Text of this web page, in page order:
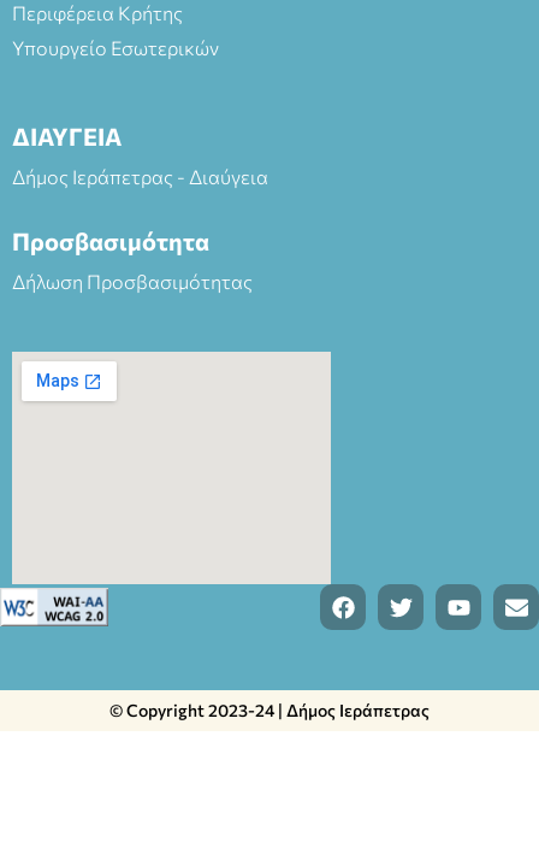
Περιφέρεια Κρήτης
Υπουργείο Εσωτερικών
ΔΙΑΥΓΕΙΑ
Δήμος Ιεράπετρας - Διαύγεια
Προσβασιμότητα
Δήλωση Προσβασιμότητας
© Copyright 2023-24 | Δήμος Ιεράπετρας